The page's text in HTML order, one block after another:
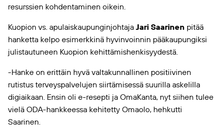
resurssien kohdentaminen oikein.
Kuopion vs. apulaiskaupunginjohtaja Jari Saarinen pitää
hanketta kelpo esimerkkinä hyvinvoinnin pääkaupungiksi
julistautuneen Kuopion kehittämishenkisyydestä.
-Hanke on erittäin hyvä valtakunnallinen positiivinen
rutistus terveyspalvelujen siirtämisessä suurilla askelilla
digiaikaan. Ensin oli e-resepti ja OmaKanta, nyt siihen tulee
vielä ODA-hankkeessa kehitetty Omaolo, hehkutti
Saarinen.